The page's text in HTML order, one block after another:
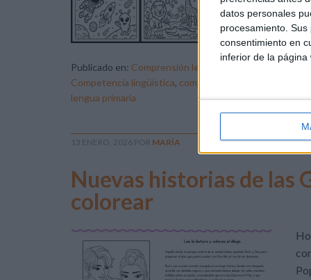
datos personales
procesamiento.
consentimiento en
inferior de la página
Publicado en: Comprensión lectora
Competencia lingüística, comprensión lectora
lengua primaria
13 ENERO, 2026 POR MARÍA
Nuevas historias de las
colorear